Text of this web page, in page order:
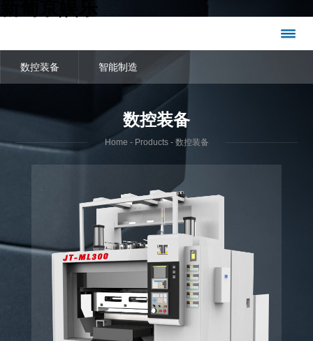
新葡京娱乐
数控装备 智能制造
数控装备
Home - Products- 数控装备